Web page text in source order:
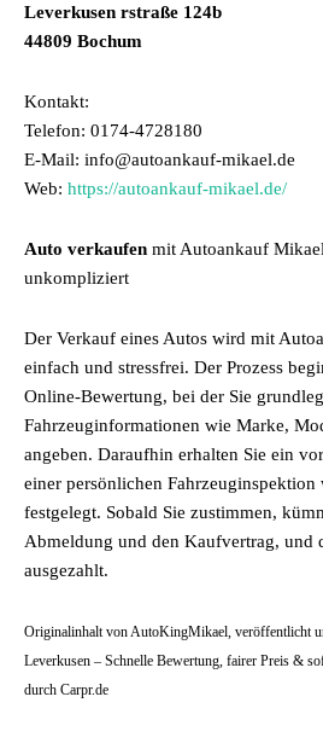
Leverkusen rstraße 124b
44809 Bochum
Kontakt:
Telefon: 0174-4728180
E-Mail: info@autoankauf-mikael.de
Web: https://autoankauf-mikael.de/
Auto verkaufen mit Autoankauf
unkompliziert
Der Verkauf eines Autos wird mit
einfach und stressfrei. Der Prozess
Online-Bewertung, bei der Sie
Fahrzeuginformationen wie Marke,
angeben. Daraufhin erhalten Sie ein
einer persönlichen
festgelegt. Sobald Sie zustimmen,
Abmeldung und den Kaufvertrag, und
ausgezahlt.
Originalinhalt von AutoKingMikael, veröffentlicht
Leverkusen – Schnelle Bewertung, fairer Preis &
durch Carpr.de